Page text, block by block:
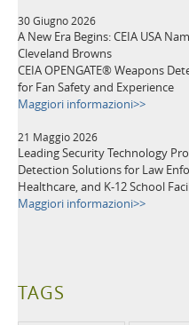
30 Giugno 2026
A New Era Begins: CEIA USA
Cleveland Browns
CEIA OPENGATE® Weapons
for Fan Safety and Experience
Maggiori informazioni>>
21 Maggio 2026
Leading Security Technology
Detection Solutions for Law
Healthcare, and K-12 School
Maggiori informazioni>>
TAGS